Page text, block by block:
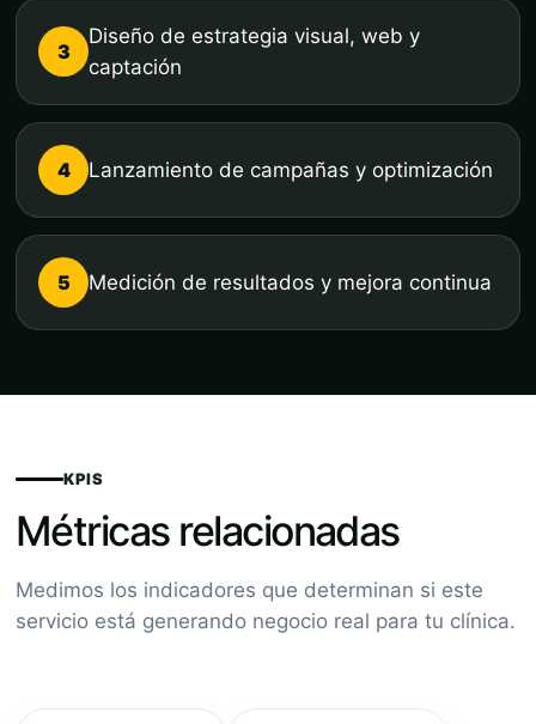
3
Diseño de estrategia visual, web y
captación
4 Lanzamiento de campañas y optimización
5 Medición de resultados y mejora continua
KPIS
Métricas relacionadas
Medimos los indicadores que determinan si este
servicio está generando negocio real para tu clínica.